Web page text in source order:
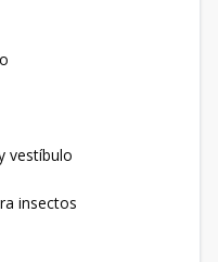
vestíbulo
insectos